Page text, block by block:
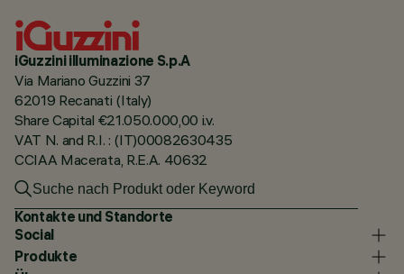
iGuzzini illuminazione S.p.A
Via Mariano Guzzini 37
62019 Recanati (Italy)
Share Capital €21.050.000,00 i.v.
VAT N. and R.I. : (IT)00082630435
CCIAA Macerata, R.E.A. 40632
Kontakte und Standorte
Social
Produkte